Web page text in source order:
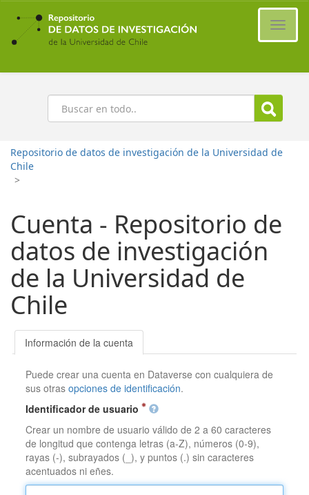
Ir
contenido
principal
Buscar
Repositorio de datos de investigación de la Universidad de
Chile
>
Cuenta - Repositorio de
datos de investigación
de la Universidad de
Chile
Información de la cuenta
Puede crear una cuenta en Dataverse con cualquiera de
sus otrasopciones de identificación.
Identificador de usuario
Crear un nombre de usuario válido de 2 a 60 caracteres
de longitud que contenga letras (a-Z), números (0-9),
rayas (-), subrayados (_), y puntos (.) sin caracteres
acentuados ni eñes.